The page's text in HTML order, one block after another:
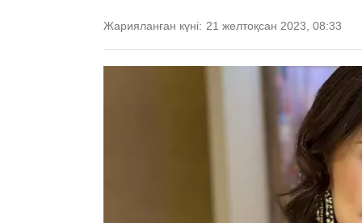
Жарияланған күні: 21 желтоқсан 2023, 08:33